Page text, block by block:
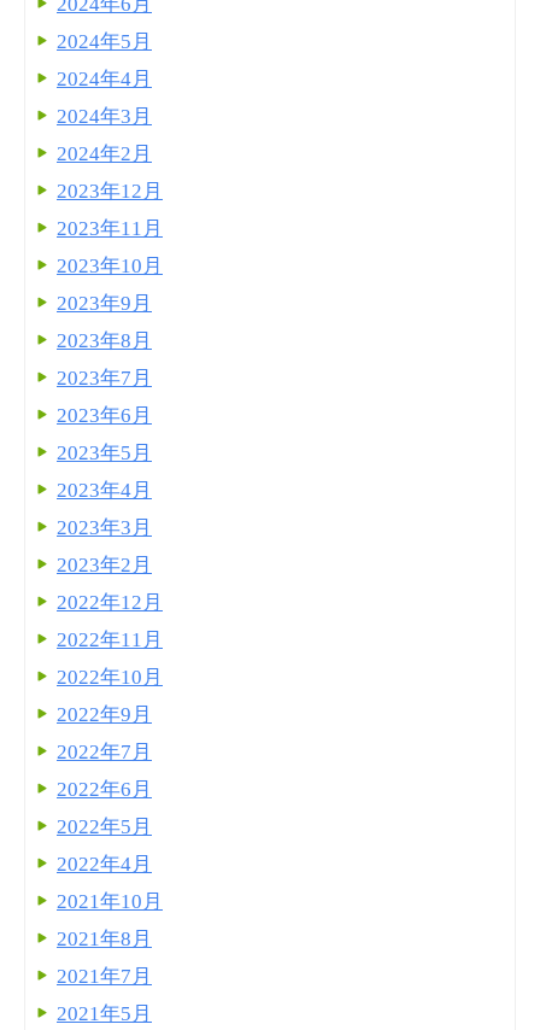
2024年5月
2024年4月
2024年3月
2024年2月
2023年12月
2023年11月
2023年10月
2023年9月
2023年8月
2023年7月
2023年6月
2023年5月
2023年4月
2023年3月
2023年2月
2022年12月
2022年11月
2022年10月
2022年9月
2022年7月
2022年6月
2022年5月
2022年4月
2021年10月
2021年8月
2021年7月
2021年5月